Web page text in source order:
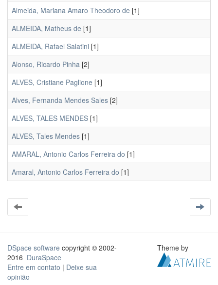
Almeida, Mariana Amaro Theodoro de [1]
ALMEIDA, Matheus de [1]
ALMEIDA, Rafael Salatini [1]
Alonso, Ricardo Pinha [2]
ALVES, Cristiane Paglione [1]
Alves, Fernanda Mendes Sales [2]
ALVES, TALES MENDES [1]
ALVES, Tales Mendes [1]
AMARAL, Antonio Carlos Ferreira do [1]
Amaral, Antonio Carlos Ferreira do [1]
DSpace software copyright © 2002-
2016 DuraSpace
Entre em contato | Deixe sua
opinião
Theme by